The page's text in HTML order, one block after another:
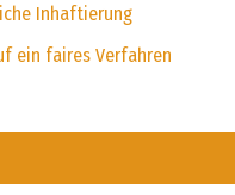
Inhaftierung
ein faires Verfahren